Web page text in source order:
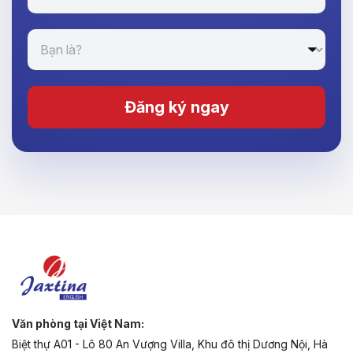
Đăng ký ngay
Văn phòng tại Việt Nam:
Biệt thự A01 - Lô 80 An Vượng Villa, Khu đô thị Dương Nội, Hà